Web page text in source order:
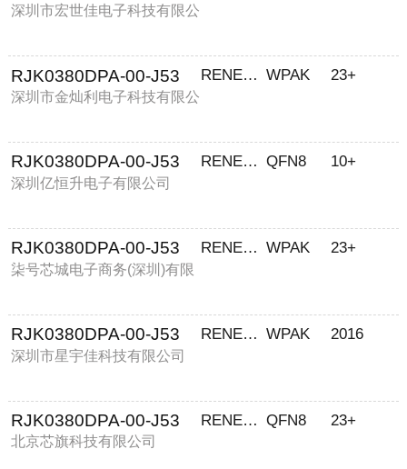
深圳市宏世佳电子科技有限公
RJK0380DPA-00-J53
深圳市金灿利电子科技有限公
RENESAS/瑞萨 WPAK 23+
RJK0380DPA-00-J53
深圳亿恒升电子有限公司
RENESAS QFN8 10+
RJK0380DPA-00-J53
柒号芯城电子商务(深圳)有限
RENESAS/瑞萨 WPAK 23+
RJK0380DPA-00-J53
深圳市星宇佳科技有限公司
RENESAS/瑞萨 WPAK 2016
RJK0380DPA-00-J53
北京芯旗科技有限公司
RENESAS/瑞萨 QFN8 23+